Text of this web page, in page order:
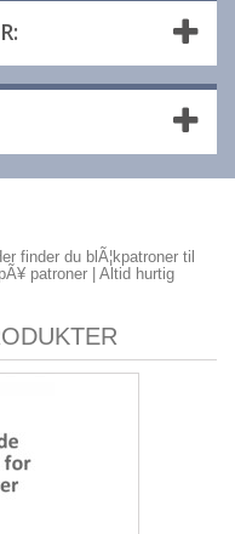
finder du blÃ¦kpatroner til
patroner | Altid hurtig